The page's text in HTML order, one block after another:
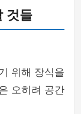
것들
위해 장식을
오히려 공간